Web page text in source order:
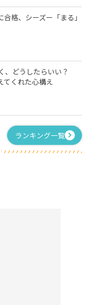
格、シーズー「まる」
、どうしたらいい？
てくれた心構え
ランキング一覧